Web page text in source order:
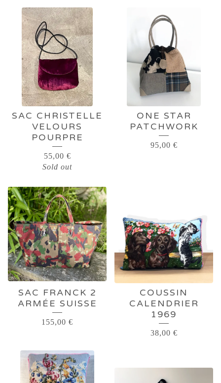
PRODUCTS
SAC CHRISTELLE
VELOURS
POURPRE
55,00 €
Sold out
ONE STAR
PATCHWORK
95,00 €
SAC FRANCK 2
ARMÉE SUISSE
155,00 €
COUSSIN
CALENDRIER
1969
38,00 €